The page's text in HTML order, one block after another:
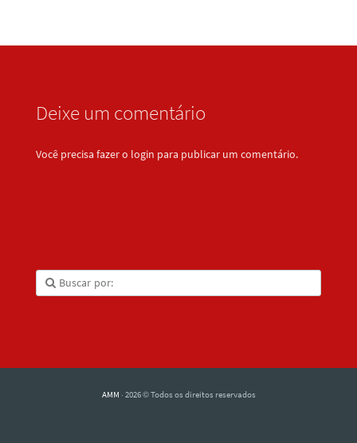
Deixe um comentário
Você precisa fazer o login para publicar um comentário.
AMM · 2026 © Todos os direitos reservados